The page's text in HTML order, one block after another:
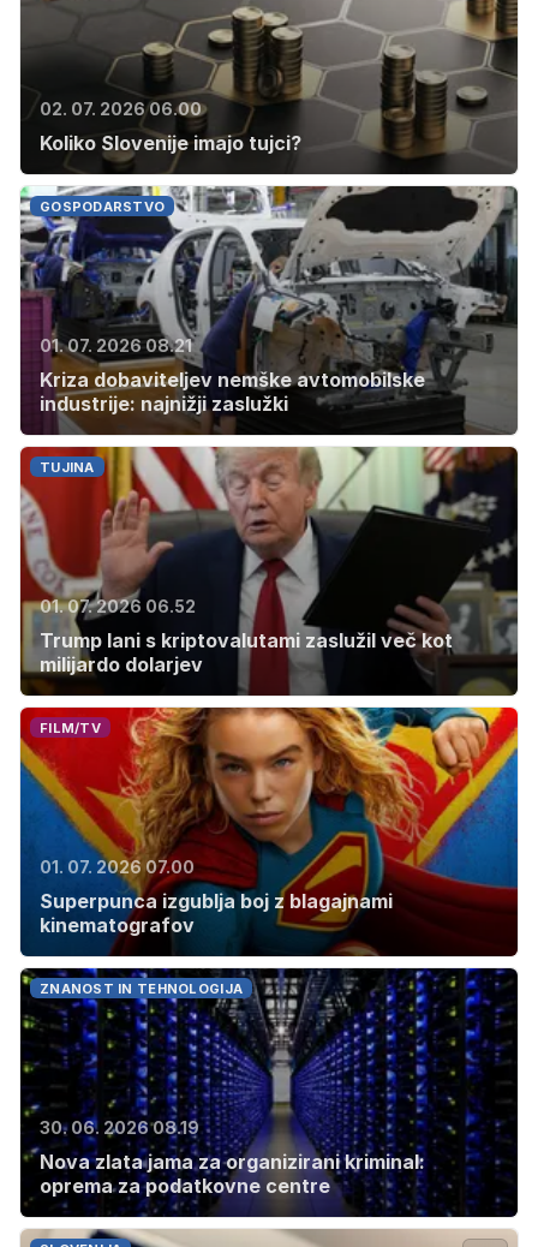
02. 07. 2026 06.00
Koliko Slovenije imajo tujci?
GOSPODARSTVO
01. 07. 2026 08.21
Kriza dobaviteljev nemške avtomobilske
industrije: najnižji zaslužki
TUJINA
01. 07. 2026 06.52
Trump lani s kriptovalutami zaslužil več kot
milijardo dolarjev
FILM/TV
01. 07. 2026 07.00
Superpunca izgublja boj z blagajnami
kinematografov
ZNANOST IN TEHNOLOGIJA
30. 06. 2026 08.19
Nova zlata jama za organizirani kriminal:
oprema za podatkovne centre